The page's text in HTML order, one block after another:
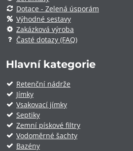
Dotace - Zelená úsporám
Výhodné sestavy
Zakázková výroba
Časté dotazy (FAQ)
Hlavní kategorie
Retenční nádrže
Jímky
Vsakovací jímky
Septiky
Zemní pískové filtry
Vodoměrné šachty
Bazény